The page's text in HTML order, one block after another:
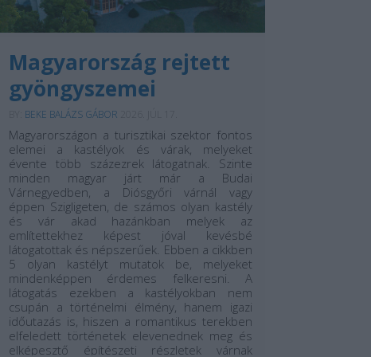
Magyarország rejtett
gyöngyszemei
BEKE BALÁZS GÁBOR
Magyarországon a turisztikai szektor fontos
elemei a kastélyok és várak, melyeket
évente több százezrek látogatnak. Szinte
minden magyar járt már a Budai
Várnegyedben, a Diósgyőri várnál vagy
éppen Szigligeten, de számos olyan kastély
és vár akad hazánkban melyek az
említettekhez képest jóval kevésbé
látogatottak és népszerűek. Ebben a cikkben
5 olyan kastélyt mutatok be, melyeket
mindenképpen érdemes felkeresni. A
látogatás ezekben a kastélyokban nem
csupán a történelmi élmény, hanem igazi
időutazás is, hiszen a romantikus terekben
elfeledett történetek elevenednek meg és
elképesztő építészeti részletek várnak